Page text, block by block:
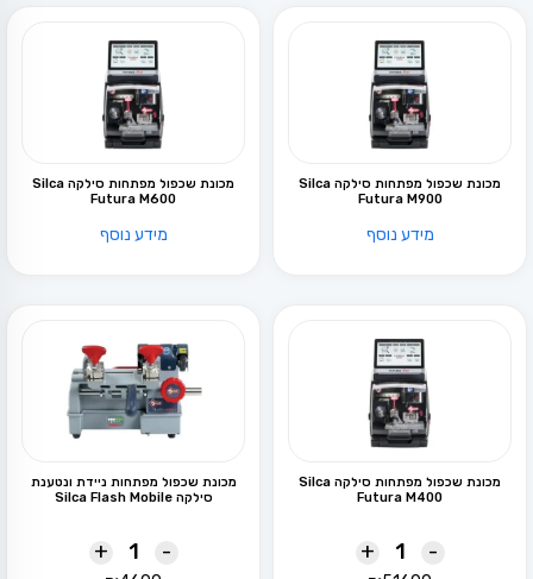
מכונת שכפול מפתחות סילקה Silca
Futura M900
מידע נוסף
מכונת שכפול מפתחות סילקה Silca
Futura M600
מידע נוסף
מכונת שכפול מפתחות סילקה Silca
Futura M400
-
+
מכונת שכפול מפתחות ניידת ונטענת
סילקה Silca Flash Mobile
-
+